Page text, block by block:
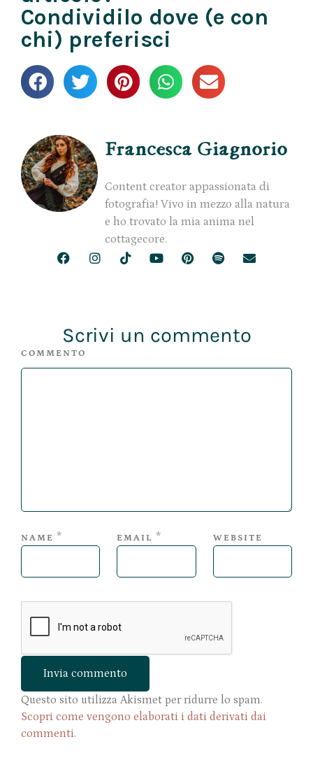
Condividilo dove (e con
chi) preferisci
Francesca Giagnorio
Content creator appassionata di
fotografia! Vivo in mezzo alla natura
e ho trovato la mia anima nel
cottagecore.
Scrivi un commento
COMMENTO
NAME * EMAIL * WEBSITE
Questo sito utilizza Akismet per ridurre lo spam.
Scopri come vengono elaborati i dati derivati dai
commenti.